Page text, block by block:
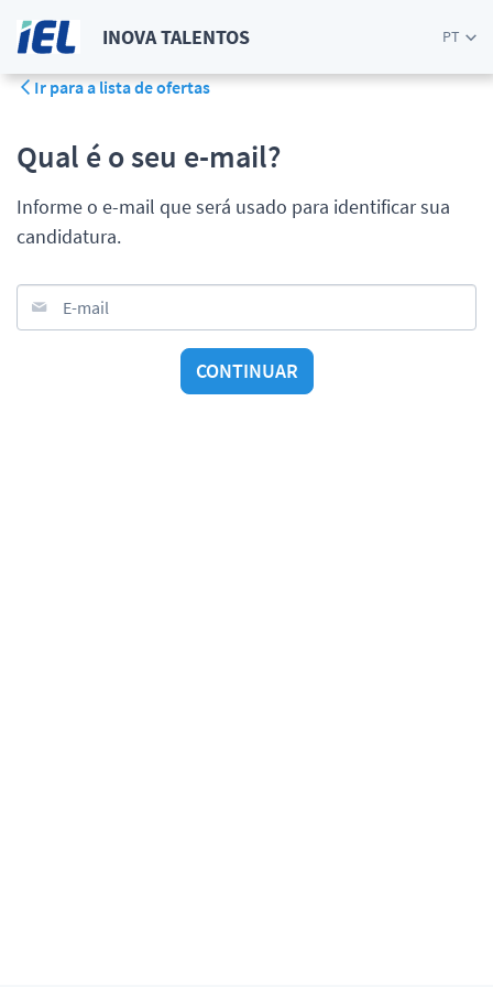
INOVA TALENTOS PT
Ir para a lista de ofertas
Qual é o seu e-mail?
Informe o e-mail que será usado para identificar sua
candidatura.
E-mail
CONTINUAR